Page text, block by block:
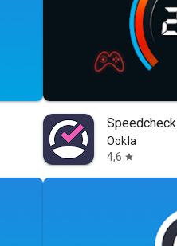
Speedcheck
Ookla
4,6 star